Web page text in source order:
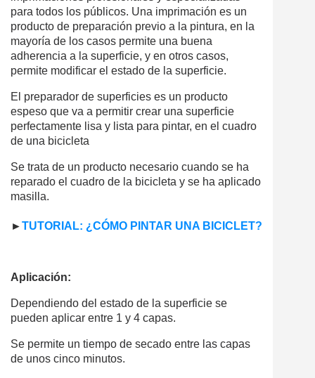
para todos los públicos. Una imprimación es un
producto de preparación previo a la pintura, en la
mayoría de los casos permite una buena
adherencia a la superficie, y en otros casos,
permite modificar el estado de la superficie.
El preparador de superficies es un producto
espeso que va a permitir crear una superficie
perfectamente lisa y lista para pintar, en el cuadro
de una bicicleta
Se trata de un producto necesario cuando se ha
reparado el cuadro de la bicicleta y se ha aplicado
masilla.
►TUTORIAL: ¿CÓMO PINTAR UNA BICICLET?
Aplicación:
Dependiendo del estado de la superficie se
pueden aplicar entre 1 y 4 capas.
Se permite un tiempo de secado entre las capas
de unos cinco minutos.